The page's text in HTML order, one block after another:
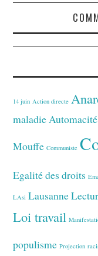
14 juin Action directe
maladie
Mouffe Communiste
Egalité des droits
LAsi Lausanne
Loi travail
populisme Projection